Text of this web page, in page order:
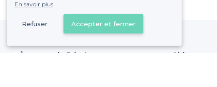
À propos de Privateaser Aide
En savoir plus
Refuser Accepter et fermer